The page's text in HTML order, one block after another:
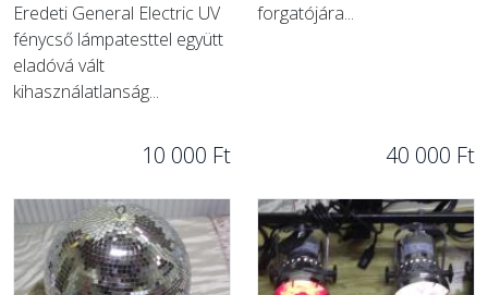
Eredeti General Electric UV
fénycső lámpatesttel együtt
eladóvá vált
kihasználatlanság...
10 000 Ft
forgatójára...
40 000 Ft